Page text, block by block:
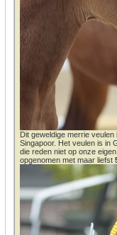
Dit geweldige merrie
Singapoor. Het veulen is in
die reden niet op onze
opgenomen met maar liefst